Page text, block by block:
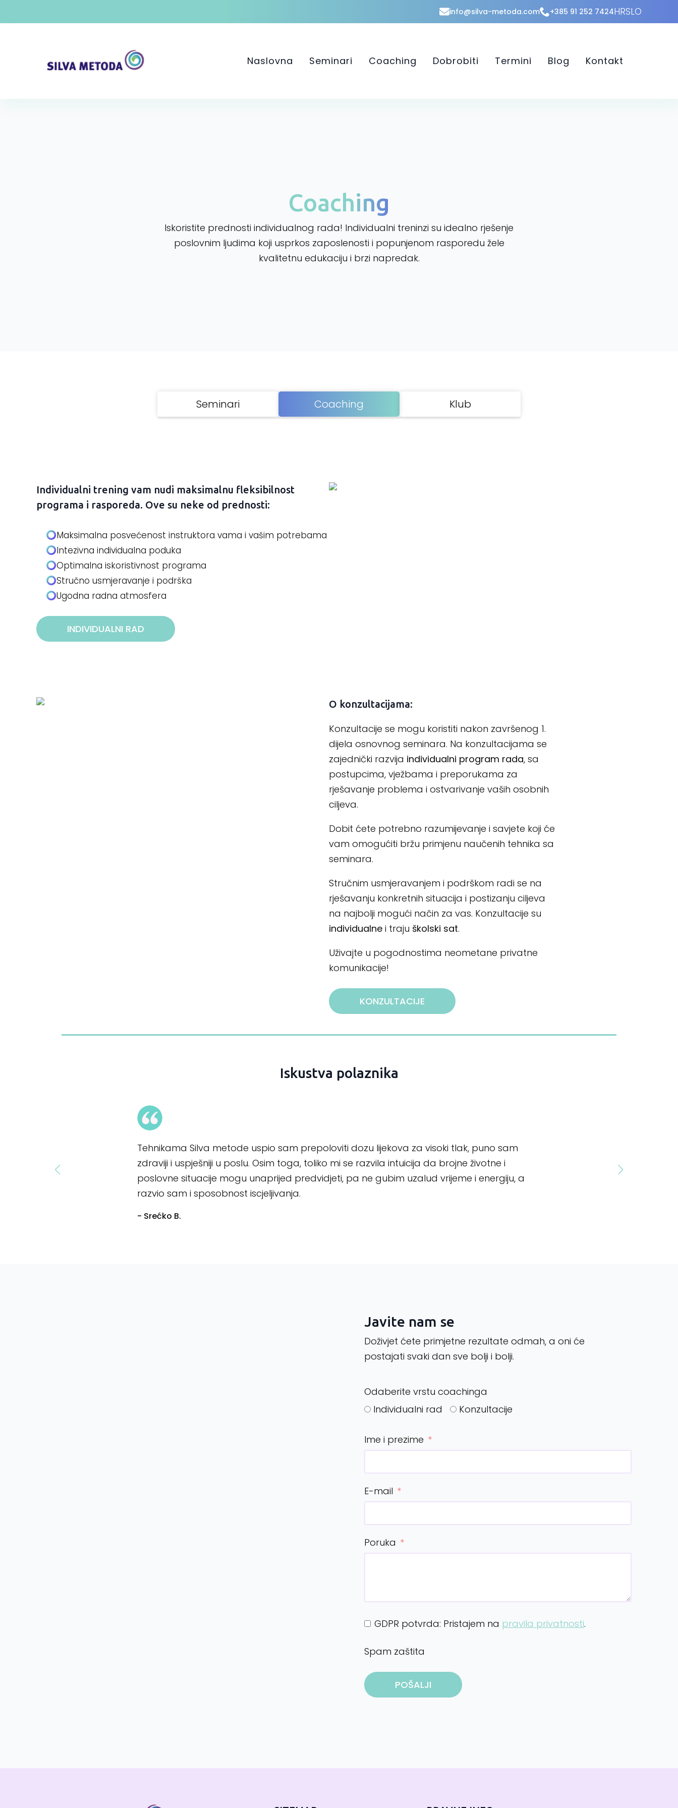
info@silva-metoda.com +385 91 252 7424HRSLO
Naslovna Seminari Coaching Dobrobiti Termini Blog Kontakt
Coaching
Iskoristite prednosti individualnog rada! Individualni treninzi su idealno rješenje
poslovnim ljudima koji usprkos zaposlenosti i popunjenom rasporedu žele
kvalitetnu edukaciju i brzi napredak.
Seminari Coaching Klub
Individualni trening vam nudi maksimalnu fleksibilnost
programa i rasporeda. Ove su neke od prednosti:
Maksimalna posvećenost instruktora vama i vašim potrebama
Intezivna individualna poduka
Optimalna iskoristivnost programa
Stručno usmjeravanje i podrška
Ugodna radna atmosfera
INDIVIDUALNI RAD
O konzultacijama:
Konzultacije se mogu koristiti nakon završenog 1.
dijela osnovnog seminara. Na konzultacijama se
zajednički razvija individualni program rada, sa
postupcima, vježbama i preporukama za
rješavanje problema i ostvarivanje vaših osobnih
ciljeva.
Dobit ćete potrebno razumijevanje i savjete koji će
vam omogućiti bržu primjenu naučenih tehnika sa
seminara.
Stručnim usmjeravanjem i podrškom radi se na
rješavanju konkretnih situacija i postizanju ciljeva
na najbolji mogući način za vas. Konzultacije su
individualne i traju školski sat.
Uživajte u pogodnostima neometane privatne
komunikacije!
KONZULTACIJE
Iskustva polaznika
Tehnikama Silva metode uspio sam prepoloviti dozu lijekova za visoki tlak, puno sam
zdraviji i uspješniji u poslu. Osim toga, toliko mi se razvila intuicija da brojne životne i
poslovne situacije mogu unaprijed predvidjeti, pa ne gubim uzalud vrijeme i energiju, a
razvio sam i sposobnost iscjeljivanja.
- Srećko B.
Javite nam se
Doživjet ćete primjetne rezultate odmah, a oni će
postajati svaki dan sve bolji i bolji.
Odaberite vrstu coachinga
Individualni rad
Konzultacije
Ime i prezime
E-mail
Poruka
GDPR potvrda: Pristajem na pravila privatnosti.
Spam zaštita
POŠALJI